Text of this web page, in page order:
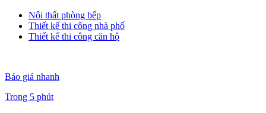
Nội thất phòng bếp
Thiết kế thi công nhà phố
Thiết kế thi công căn hộ
Báo giá nhanh
Trong 5 phút